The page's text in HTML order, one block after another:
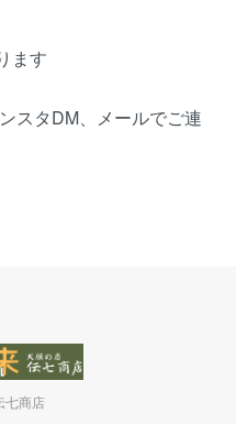
ます
スタDM、メールでご連
七商店